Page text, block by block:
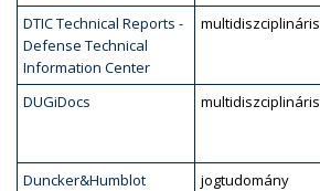
DTIC Technical Reports -
Defense Technical
Information Center
multidiszciplináris
DUGiDocs multidiszciplináris
Duncker&Humblot jogtudomány